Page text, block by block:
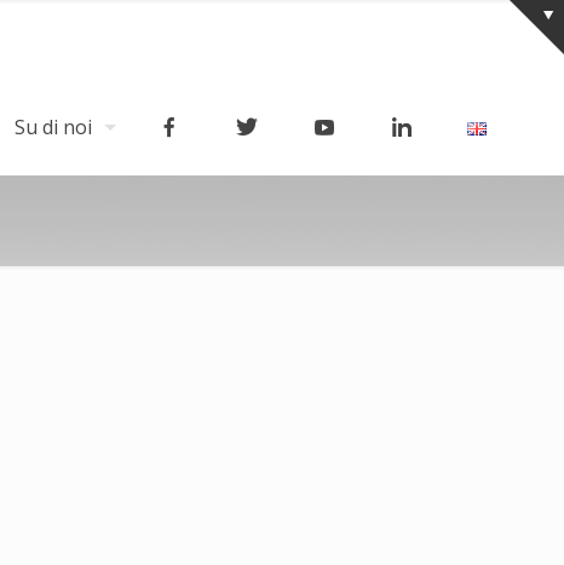
Su di noi